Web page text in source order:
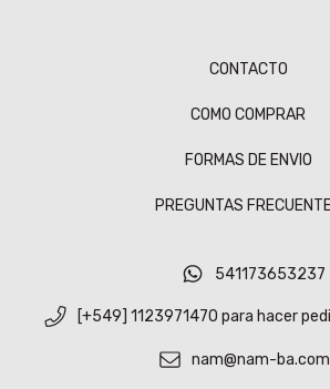
CONTACTO
COMO COMPRAR
FORMAS DE ENVIO
PREGUNTAS
541173653237
[+549] 1123971470 para hacer
nam@nam-